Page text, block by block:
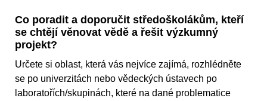
Co poradit a doporučit středoškolákům, kteří
se chtějí věnovat vědě a řešit výzkumný
projekt?
Určete si oblast, která vás nejvíce zajímá, rozhlédněte
se po univerzitách nebo vědeckých ústavech po
laboratořích/skupinách, které na dané problematice